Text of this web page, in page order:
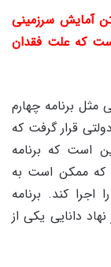
آمایش سرزمینی
که علت فقدان
مثل برنامه چهارم
قرار گرفت که
است که برنامه
که ممکن است به
اجرا کند. برنامه
دانایی یکی از